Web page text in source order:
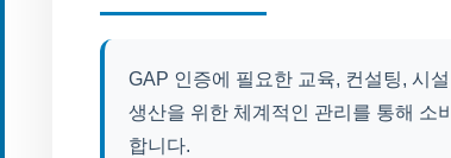
GAP 인증에 필요한 교육, 컨설팅, 시
생산을 위한 체계적인 관리를 통해 소
합니다.